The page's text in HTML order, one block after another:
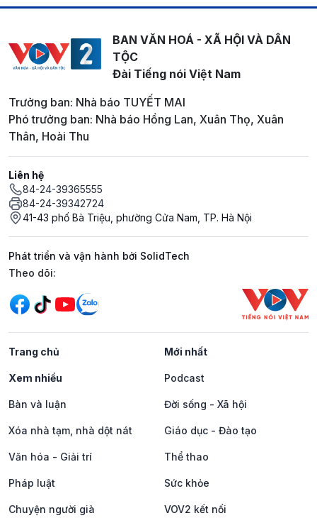
BAN VĂN HOÁ - XÃ HỘI VÀ DÂN
TỘC
Đài Tiếng nói Việt Nam
Trưởng ban: Nhà báo TUYẾT MAI
Phó trưởng ban: Nhà báo Hồng Lan, Xuân Thọ, Xuân
Thân, Hoài Thu
Liên hệ
84-24-39365555
84-24-39342724
41-43 phố Bà Triệu, phường Cửa Nam, TP. Hà Nội
Phát triển và vận hành bởi SolidTech
Mạng xã hội
Theo dõi:
Trang chủ Mới nhất
Xem nhiều Podcast
Bàn và luận Đời sống - Xã hội
Xóa nhà tạm, nhà dột nát Giáo dục - Đào tạo
Văn hóa - Giải trí Thể thao
Pháp luật Sức khỏe
Chuyện người già VOV2 kết nối